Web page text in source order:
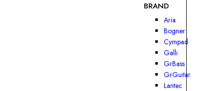
BRAND
Aria
Bogner
Cympad
Galli
GrBass
GrGuitar
Lantec